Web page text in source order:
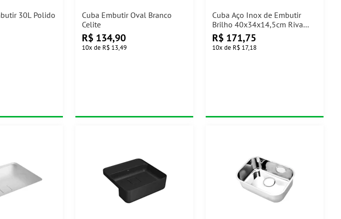
30L Polido
Cuba Embutir Oval Branco
Celite
R$ 134,90
10x de R$ 13,49
Cuba Aço Inox de Embutir
Brilho 40x34x14,5cm Riva
sem Válvula Docol
R$ 171,75
10x de R$ 17,18